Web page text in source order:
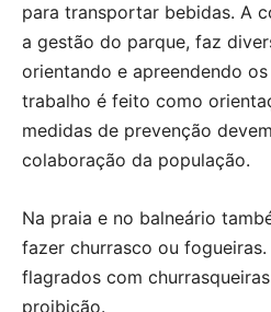
para transportar bebidas. A
a gestão do parque, faz
orientando e apreendendo
trabalho é feito como
medidas de prevenção
colaboração da população.
Na praia e no balneário
fazer churrasco ou
flagrados com
proibição.